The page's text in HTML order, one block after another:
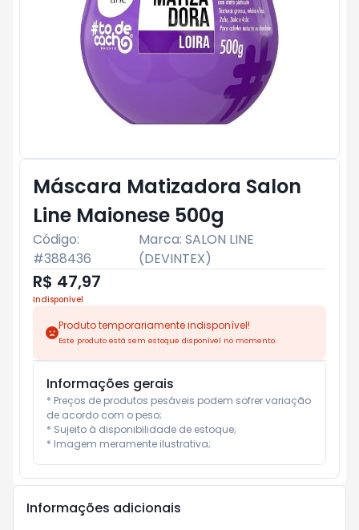
Máscara Matizadora Salon
Line Maionese 500g
Código:
#388436
Marca:SALON LINE
(DEVINTEX)
R$ 47,97
Indisponível
Produto temporariamente indisponível!
Este produto está sem estoque disponível no momento.
Informações gerais
* Preços de produtos pesáveis podem sofrer variação
de acordo com o peso;
* Sujeito à disponibilidade de estoque;
* Imagem meramente ilustrativa;
Informações adicionais